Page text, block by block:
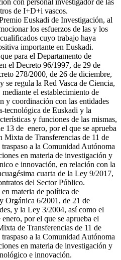
con personal investigador de las
de I+D+i vascos.
Euskadi de Investigación, al
los esfuerzos de las y los
cuyo trabajo haya
importante en Euskadi.
para el Departamento de
el Decreto 96/1997, de 29 de
278/2000, de 26 de diciembre,
se regula la Red Vasca de Ciencia,
el establecimiento de
y coordinación con las entidades
tecnológica de Euskadi y la
y funciones de las mismas,
13 de enero, por el que se aprueba
Mixta de Transferencias de 11 de
a la Comunidad Autónoma
en materia de investigación y
e innovación, en relación con la
cuarta de la Ley 9/2017,
del Sector Público.
materia de política de
Orgánica 6/2001, de 21 de
y la Ley 3/2004, así como el
por el que se aprueba el
de Transferencias de 11 de
a la Comunidad Autónoma
en materia de investigación y
e innovación.